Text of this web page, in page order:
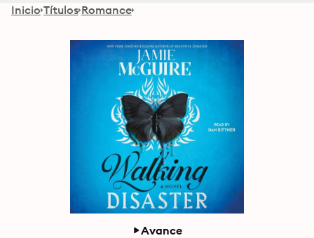
Inicio Títulos Romance
Avance